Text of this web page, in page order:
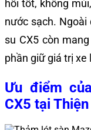
hồi tốt, không
nước sạch.
su CX5 còn
phần giữ giá trị xe
Ưu điểm
CX5 tại